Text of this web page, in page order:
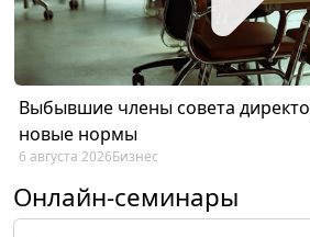
Выбывшие члены совета
новые нормы
6 августа 2026Бизнес
Онлайн-семинары